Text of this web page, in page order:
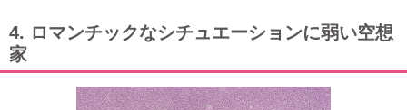
4. ロマンチックなシチュエーションに弱い空想
家